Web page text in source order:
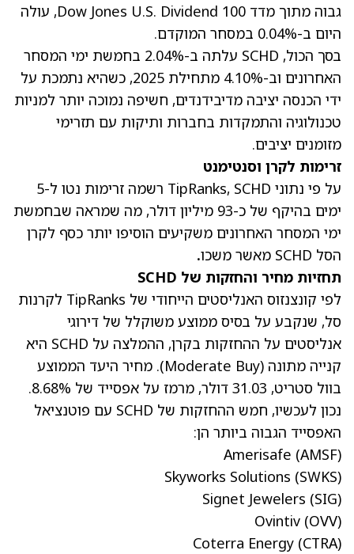
גבוה מתוך מדד Dow Jones U.S. Dividend 100, עולה
היום ב-0.04% במסחר המוקדם.
בסך הכול, SCHD עלתה ב-2.04% בחמשת ימי המסחר
האחרונים וב-4.10% מתחילת 2025, כשהיא נתמכת על
ידי הכנסה יציבה מדיבידנדים, חשיפה נמוכה יותר למניות
טכנולוגיה והתמקדות בחברות ותיקות עם תזרימי
מזומנים יציבים.
זרימות לקרן וסנטימנט
על פי נתוני TipRanks, SCHD רשמה זרימות נטו ל-5
ימים בהיקף של כ-93 מיליון דולר, מה שמראה שבחמשת
ימי המסחר האחרונים משקיעים הוסיפו יותר כסף לקרן
הסל SCHD מאשר משכו
.
תחזיות מחיר והחזקות של SCHD
לפי קונצנזוס האנליסטים הייחודי של TipRanks לקרנות
סל, שנקבע על בסיס ממוצע משוקלל של דירוגי
אנליסטים על ההחזקות בקרן, ההמלצה על SCHD היא
קנייה מתונה (Moderate Buy). מחיר היעד הממוצע
בוול סטריט, 31.03 דולר, מרמז על אפסייד של 8.68%.
נכון לעכשיו, חמש ההחזקות של SCHD עם פוטנציאל
האפסייד הגבוה ביותר הן:
Amerisafe (AMSF)
Skyworks Solutions (SWKS)
Signet Jewelers (SIG)
Ovintiv (OVV)
Coterra Energy (CTRA)